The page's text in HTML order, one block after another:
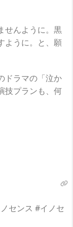
せんように。黒
ように。と、願
ドラマの「泣か
技プランも、何
センス #イノセ